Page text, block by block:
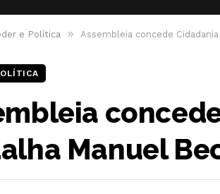
e Política » Assembleia concede
Manuel